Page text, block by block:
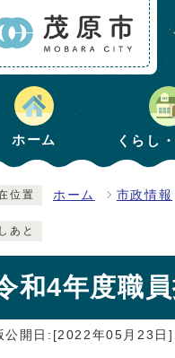
ホーム くらし
位置 ホーム 市政情報
あと
和4年度職
公開日:[2022年05月23日]